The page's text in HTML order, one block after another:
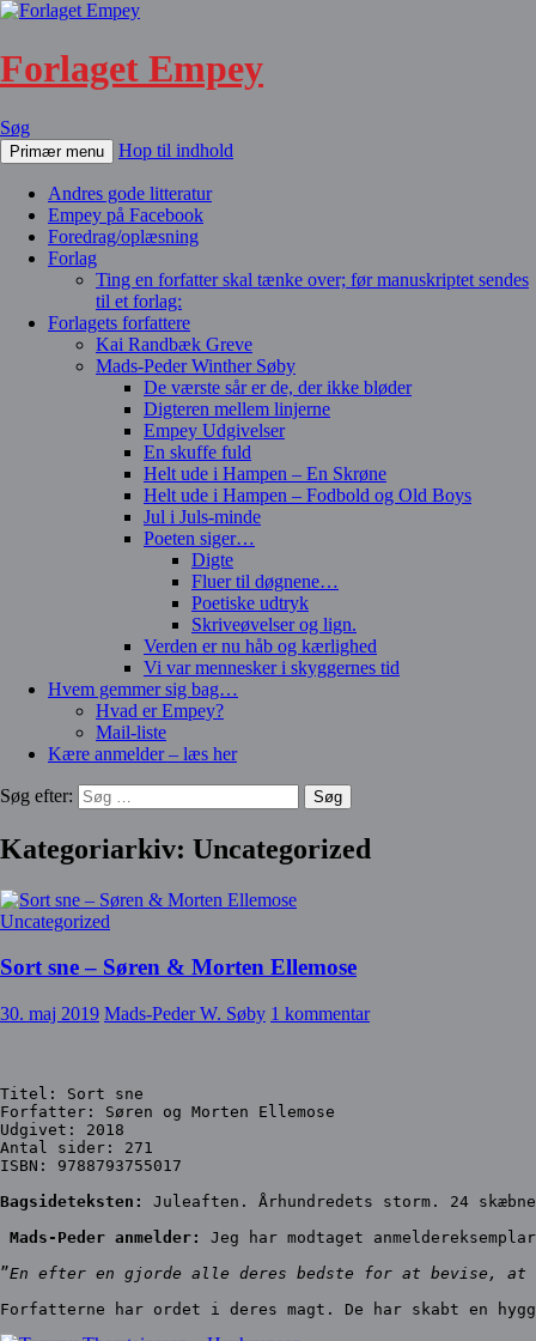
Forlaget Empey
Søg
Primær menu Hop til indhold
Andres gode litteratur
Empey på Facebook
Foredrag/oplæsning
Forlag
Ting en forfatter skal tænke over; før manuskriptet sendes
til et forlag:
Forlagets forfattere
Kai Randbæk Greve
Mads-Peder Winther Søby
De værste sår er de, der ikke bløder
Digteren mellem linjerne
Empey Udgivelser
En skuffe fuld
Helt ude i Hampen – En Skrøne
Helt ude i Hampen – Fodbold og Old Boys
Jul i Juls-minde
Poeten siger…
Digte
Fluer til døgnene…
Poetiske udtryk
Skriveøvelser og lign.
Verden er nu håb og kærlighed
Vi var mennesker i skyggernes tid
Hvem gemmer sig bag…
Hvad er Empey?
Mail-liste
Kære anmelder – læs her
Søg efter:
Kategoriarkiv: Uncategorized
Uncategorized
Sort sne – Søren & Morten Ellemose
30. maj 2019 Mads-Peder W. Søby 1 kommentar
Titel: Sort sne
Forfatter: Søren og Morten Ellemose
Udgivet: 2018
Antal sider: 271
ISBN: 9788793755017
Bagsideteksten:
Juleaften. Århundredets storm. 24
Mads-Peder anmelder:
Jeg har modtaget
”En efter en gjorde alle deres bedste for at bevise, at
Forfatterne har ordet i deres magt. De har skabt en